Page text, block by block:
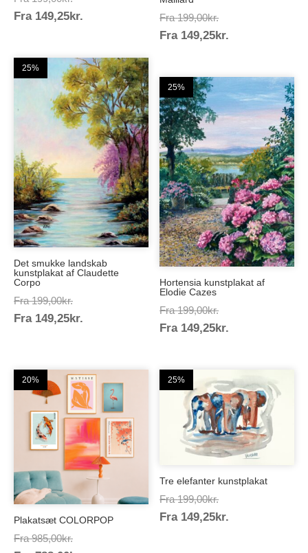
199,00kr.
Fra 149,25kr. Fra 199,00kr.Prisinterval:
199,00kr.
Fra 149,25kr.
25%
Det smukke landskab
kunstplakat af Claudette
Corpo
Fra 199,00kr.Prisinterval:
199,00kr.
Fra 149,25kr.
25%
Hortensia kunstplakat af
Elodie Cazes
Fra 199,00kr.Prisinterval:
199,00kr.
Fra 149,25kr.
20%
Plakatsæt COLORPOP
Fra 985,00kr.Prisinterval:
25%
Tre elefanter kunstplakat
Fra 199,00kr.Prisinterval:
199,00kr.
Fra 149,25kr.